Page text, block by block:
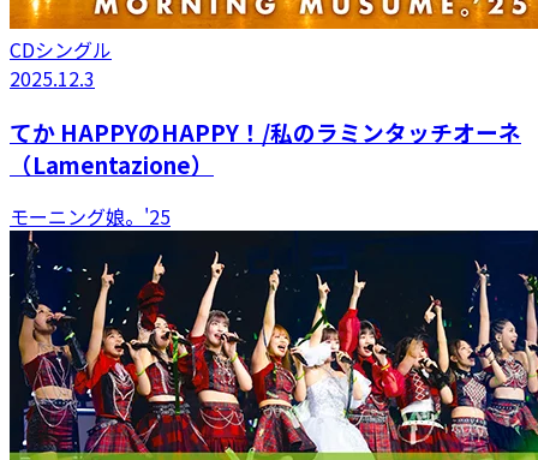
CDシングル
2025.12.3
てか HAPPYのHAPPY！/私のラミンタッチオーネ
（Lamentazione）
モーニング娘。'25